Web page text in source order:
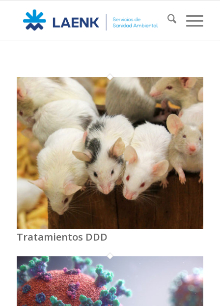
Tratamientos DDD